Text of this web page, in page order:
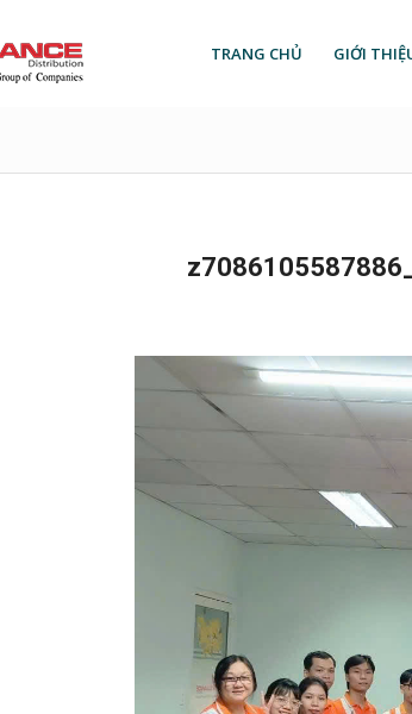
TRANG CHỦ GIỚI